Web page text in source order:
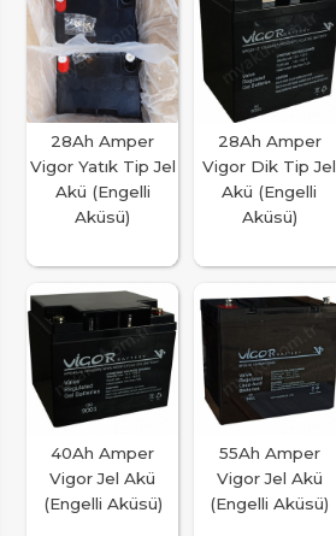
28Ah Amper
Vigor Yatık Tip Jel
Akü (Engelli
Aküsü)
28Ah Amper
Vigor Dik Tip Jel
Akü (Engelli
Aküsü)
40Ah Amper
Vigor Jel Akü
(Engelli Aküsü)
55Ah Amper
Vigor Jel Akü
(Engelli Aküsü)